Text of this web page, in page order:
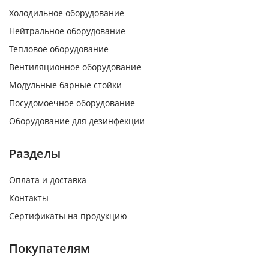
Холодильное оборудование
Нейтральное оборудование
Тепловое оборудование
Вентиляционное оборудование
Модульные барные стойки
Посудомоечное оборудование
Оборудование для дезинфекции
Разделы
Оплата и доставка
Контакты
Сертификаты на продукцию
Покупателям